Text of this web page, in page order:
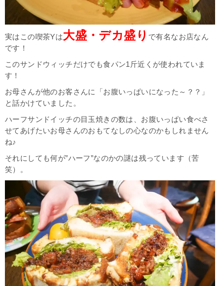
実はこの喫茶Yは大盛・デカ盛り で有名なお店なん
です！
このサンドウィッチだけでも食パン1斤近くが使われていま
す！
お母さんが他のお客さんに「お腹いっぱいになった～？？」
と話かけていました。
ハーフサンドイッチの目玉焼きの数は、お腹いっぱい食べさ
せてあげたいお母さんのおもてなしの心なのかもしれません
ね♪
それにしても何が”ハーフ”なのかの謎は残っています（苦
笑）。